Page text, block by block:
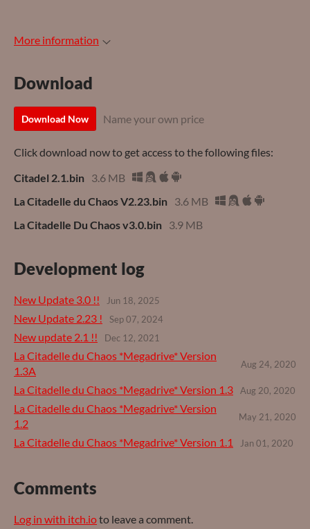
More information
Download
Download Now Name your own price
Click download now to get access to the following files:
Citadel 2.1.bin 3.6 MB
La Citadelle du Chaos V2.23.bin 3.6 MB
La Citadelle Du Chaos v3.0.bin 3.9 MB
Development log
New Update 3.0 !! Jun 18, 2025
New Update 2.23 ! Sep 07, 2024
New update 2.1 !! Dec 12, 2021
La Citadelle du Chaos *Megadrive* Version
1.3A
Aug 24, 2020
La Citadelle du Chaos *Megadrive* Version 1.3 Aug 20, 2020
La Citadelle du Chaos *Megadrive* Version
1.2
May 21, 2020
La Citadelle du Chaos *Megadrive* Version 1.1 Jan 01, 2020
Comments
Log in with itch.ioto leave a comment.